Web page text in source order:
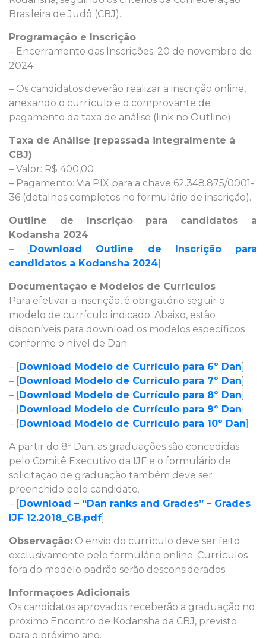
Brasileira de Judô (CBJ).
Programação e Inscrição
– Encerramento das Inscrições: 20 de novembro de
2024
– Os candidatos deverão realizar a inscrição online,
anexando o currículo e o comprovante de
pagamento da taxa de análise (link no Outline).
Taxa de Análise (repassada integralmente à
CBJ)
– Valor: R$ 400,00
– Pagamento: Via PIX para a chave 62.348.875/0001-
36 (detalhes completos no formulário de inscrição).
Outline de Inscrição para candidatos a
Kodansha 2024
– [
Download Outline de Inscrição para
candidatos a Kodansha 2024
Documentação e Modelos de Currículos
Para efetivar a inscrição, é obrigatório seguir o
modelo de currículo indicado. Abaixo, estão
disponíveis para download os modelos específicos
conforme o nível de Dan:
– [ Download Modelo de Currículo para 6º Dan
– [
Download Modelo de Currículo para 7º Dan
– [
Download Modelo de Currículo para 8º Dan
– [
Download Modelo de Currículo para 9º Dan
– [
Download Modelo de Currículo para 10º Dan
A partir do 8º Dan, as graduações são concedidas
pelo Comitê Executivo da IJF e o formulário de
solicitação de graduação também deve ser
preenchido pelo candidato.
– [
Download – “Dan ranks and Grades” – Grades
IJF 12.2018_GB.pdf
Observação: O envio do currículo deve ser feito
exclusivamente pelo formulário online. Currículos
fora do modelo padrão serão desconsiderados.
Informações Adicionais
Os candidatos aprovados receberão a graduação no
próximo Encontro de Kodansha da CBJ, previsto
para o próximo ano.